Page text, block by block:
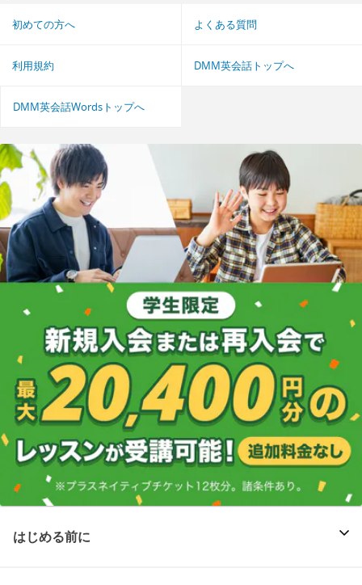
初めての方へ よくある質問
利用規約 DMM英会話トップへ
DMM英会話Wordsトップへ
はじめる前に